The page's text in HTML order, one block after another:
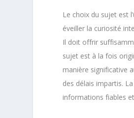
Le choix du sujet est
éveiller la curiosité
Il doit offrir
sujet est à la fois
manière significative
des délais impartis.
informations fiables